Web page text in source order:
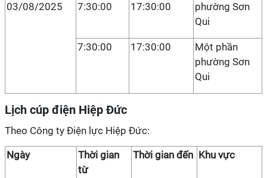
03/08/2025 7:30:00 17:30:00
phường Sơn
Qui
7:30:00 17:30:00
Một phần
phường Sơn
Qui
Lịch cúp điện Hiệp Đức
Theo Công ty Điện lực Hiệp Đức:
Ngày
Thời gian
từ
Thời gian đến Khu vực